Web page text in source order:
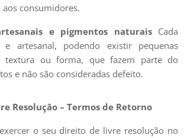
consumidores.
e pigmentos naturaisCada
artesanal, podendo existir pequenas
textura ou forma, que fazem parte do
e não são consideradas defeito.
Resolução – Termos de Retorno
o seu direito de livre resolução no